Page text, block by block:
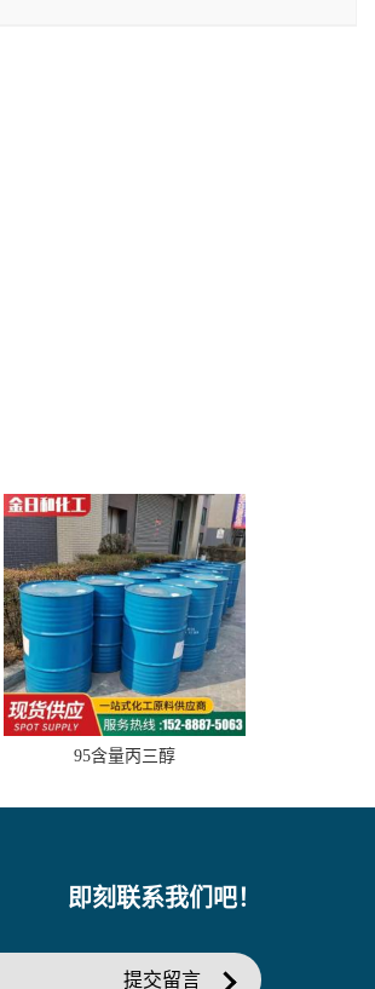
95含量丙三醇
即刻联系我们吧！
提交留言